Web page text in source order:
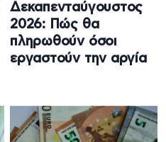
Δεκαπενταύγουστος
2026: Πώς θα
πληρωθούν όσοι
εργαστούν την αργία